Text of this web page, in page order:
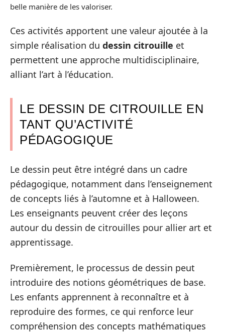
belle manière de les valoriser.
Ces activités apportent une valeur ajoutée à la
simple réalisation du dessin citrouille et
permettent une approche multidisciplinaire,
alliant l’art à l’éducation.
LE DESSIN DE CITROUILLE EN
TANT QU’ACTIVITÉ
PÉDAGOGIQUE
Le dessin peut être intégré dans un cadre
pédagogique, notamment dans l’enseignement
de concepts liés à l’automne et à Halloween.
Les enseignants peuvent créer des leçons
autour du dessin de citrouilles pour allier art et
apprentissage.
Premièrement, le processus de dessin peut
introduire des notions géométriques de base.
Les enfants apprennent à reconnaître et à
reproduire des formes, ce qui renforce leur
compréhension des concepts mathématiques